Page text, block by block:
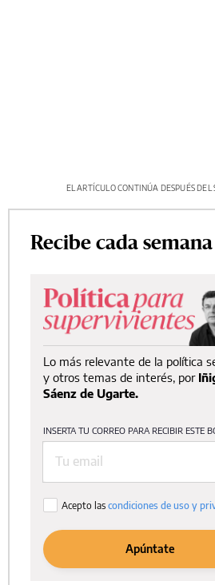
EL ARTÍCULO CONTINÚA DESPUÉS DEL
Recibe cada